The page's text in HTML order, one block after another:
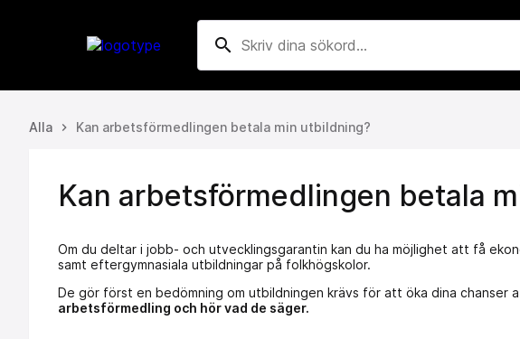
search
Alla keyboard_arrow_right Kan arbetsförmedlingen betala min utbildning?
Kan arbetsförmedlingen betala
Om du deltar i jobb- och utvecklingsgarantin kan du ha möjlighet att få
samt eftergymnasiala utbildningar på folkhögskolor.
De gör först en bedömning om utbildningen krävs för att öka dina chanser
arbetsförmedling och hör vad de säger.